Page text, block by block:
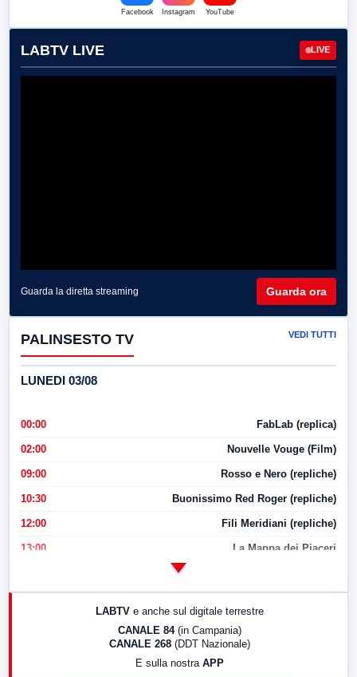
Facebook Instagram YouTube
LABTV LIVE LIVE
Guarda la diretta streaming Guarda ora
PALINSESTO TV VEDI TUTTI
LUNEDI 03/08
00:00 FabLab (replica)
02:00 Nouvelle Vouge (Film)
09:00 Rosso e Nero (repliche)
10:30 Buonissimo Red Roger (repliche)
12:00 Fili Meridiani (repliche)
13:00 La Mappa dei Piaceri
17:00 LabNews (replica)
LABTV e anche sul digitale terrestre
CANALE 84 (in Campania)
CANALE 268 (DDT Nazionale)
E sulla nostra APP